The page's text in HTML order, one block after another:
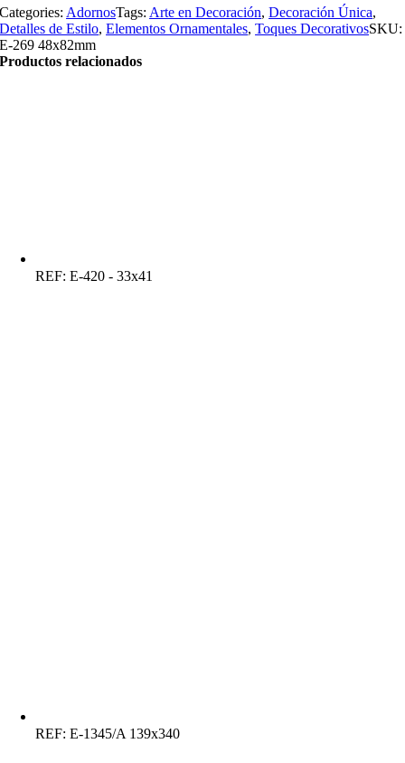
Categories: AdornosTags: Arte en Decoración,Decoración Única,
Detalles de Estilo,Elementos Ornamentales,Toques DecorativosSKU:
E-269 48x82mm
Productos relacionados
REF:E-420 - 33x41
REF:E-1345/A 139x340